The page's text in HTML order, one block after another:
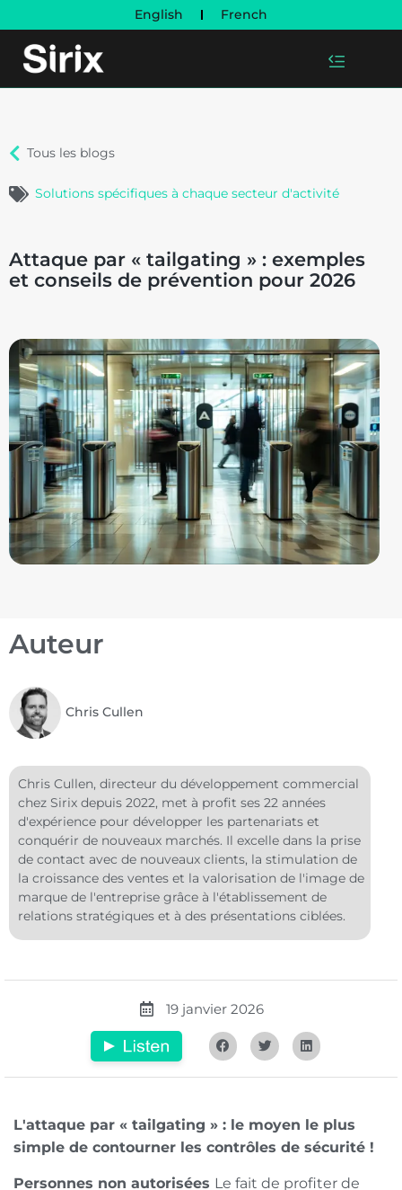
English French
Tous les blogs
Solutions spécifiques à chaque secteur d'activité
Attaque par « tailgating » : exemples
et conseils de prévention pour 2026
Auteur
Chris Cullen
Chris Cullen, directeur du développement commercial
chez Sirix depuis 2022, met à profit ses 22 années
d'expérience pour développer les partenariats et
conquérir de nouveaux marchés. Il excelle dans la prise
de contact avec de nouveaux clients, la stimulation de
la croissance des ventes et la valorisation de l'image de
marque de l'entreprise grâce à l'établissement de
relations stratégiques et à des présentations ciblées.
19 janvier 2026
L'attaque par « tailgating » : le moyen le plus
simple de contourner les contrôles de sécurité !
Personnes non autorisées Le fait de profiter de